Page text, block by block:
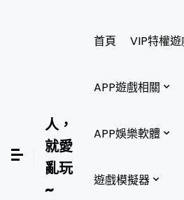
人，
就愛
亂玩
~
首頁 VIP特權
APP遊戲相關
APP娛樂軟體
遊戲模擬器